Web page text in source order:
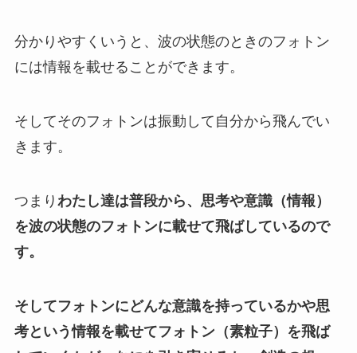
分かりやすくいうと、波の状態のときのフォトン
には情報を載せることができます。
そしてそのフォトンは振動して自分から飛んでい
きます。
つまり わたし達は普段から、思考や意識（情報）
を波の状態のフォトンに載せて飛ばしているので
す。
そしてフォトンにどんな意識を持っているかや思
考という情報を載せてフォトン（素粒子）を飛ば